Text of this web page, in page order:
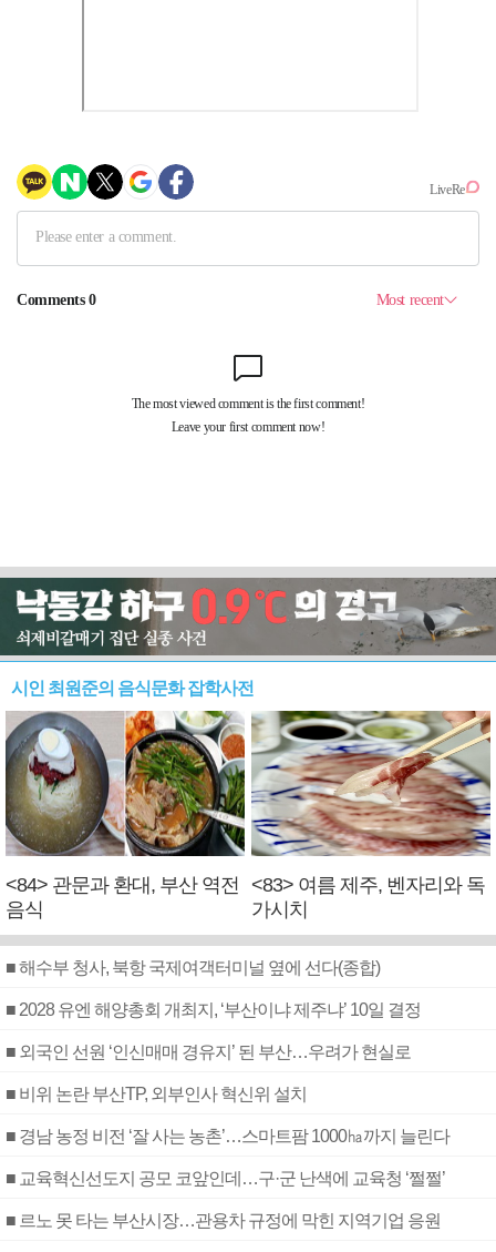
시인 최원준의 음식문화 잡학사전
<84> 관문과 환대, 부산 역전
음식
<83> 여름 제주, 벤자리와 독
가시치
■ 해수부 청사, 북항 국제여객터미널 옆에 선다(종합)
■ 2028 유엔 해양총회 개최지, ‘부산이냐 제주냐’ 10일 결정
■ 외국인 선원 ‘인신매매 경유지’ 된 부산…우려가 현실로
■ 비위 논란 부산TP, 외부인사 혁신위 설치
■ 경남 농정 비전 ‘잘 사는 농촌’…스마트팜 1000㏊까지 늘린다
■ 교육혁신선도지 공모 코앞인데…구·군 난색에 교육청 ‘쩔쩔’
■ 르노 못 타는 부산시장…관용차 규정에 막힌 지역기업 응원